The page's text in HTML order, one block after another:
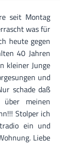
seit Montag
was für
heute gegen
40 Jahren
kleiner Junge
und
schade daß
meinen
Stolper ich
ein und
Liebe